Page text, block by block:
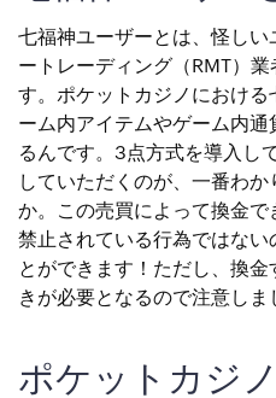
七福神ユーザーとは、怪し
ートレーディング（RMT）
す。ポケットカジノにおけ
ーム内アイテムやゲーム内
るんです。3点方式を導入し
していただくのが、一番わ
か。この売買によって換金
禁止されている行為ではない
とができます！ただし、換
きが必要となるので注意しま
ポケットカジ